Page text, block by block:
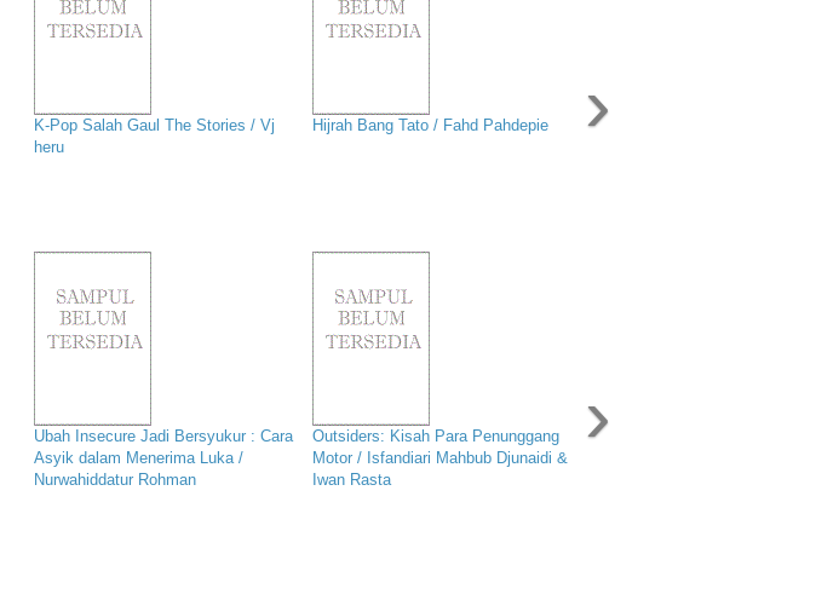
K-Pop Salah Gaul The Stories / Vj
heru
Hijrah Bang Tato / Fahd Pahdepie ›
Ubah Insecure Jadi Bersyukur : Cara
Asyik dalam Menerima Luka /
Nurwahiddatur Rohman
Outsiders: Kisah Para Penunggang
Motor / Isfandiari Mahbub Djunaidi &
Iwan Rasta
›